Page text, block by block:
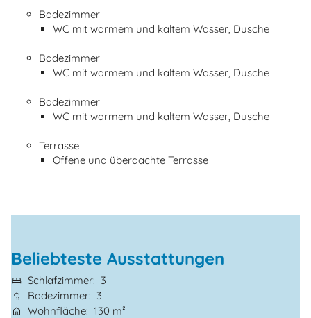
Badezimmer
WC mit warmem und kaltem Wasser, Dusche
Badezimmer
WC mit warmem und kaltem Wasser, Dusche
Badezimmer
WC mit warmem und kaltem Wasser, Dusche
Terrasse
Offene und überdachte Terrasse
Beliebteste Ausstattungen
Schlafzimmer
3
Badezimmer
3
Wohnfläche 130 m²